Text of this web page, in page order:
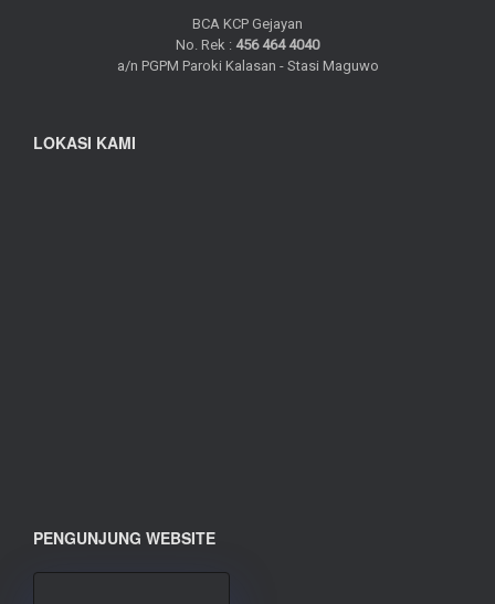
BCA KCP Gejayan
No. Rek : 456 464 4040
a/n PGPM Paroki Kalasan - Stasi Maguwo
LOKASI KAMI
PENGUNJUNG WEBSITE